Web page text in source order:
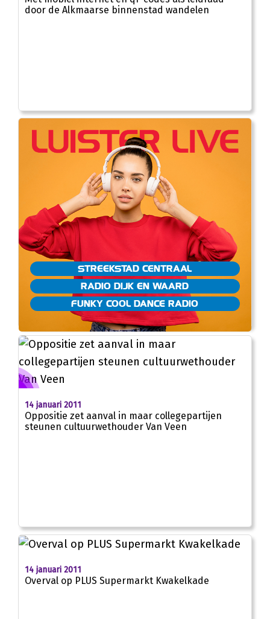
door de Alkmaarse binnenstad wandelen
STREEKSTAD CENTRAAL
RADIO DIJK EN WAARD
FUNKY COOL DANCE RADIO
14 januari 2011
Oppositie zet aanval in maar collegepartijen
steunen cultuurwethouder Van Veen
14 januari 2011
Overval op PLUS Supermarkt Kwakelkade